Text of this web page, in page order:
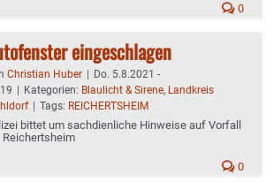
0
eingeschlagen
Christian Huber | Do. 5.8.2021 -
| Kategorien: Blaulicht & Sirene, Landkreis
| Tags: REICHERTSHEIM
bittet um sachdienliche Hinweise auf Vorfall
Reichertsheim
0